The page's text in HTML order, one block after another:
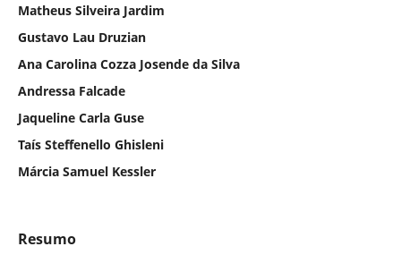
Matheus Silveira Jardim
Gustavo Lau Druzian
Ana Carolina Cozza Josende da Silva
Andressa Falcade
Jaqueline Carla Guse
Taís Steffenello Ghisleni
Márcia Samuel Kessler
Resumo